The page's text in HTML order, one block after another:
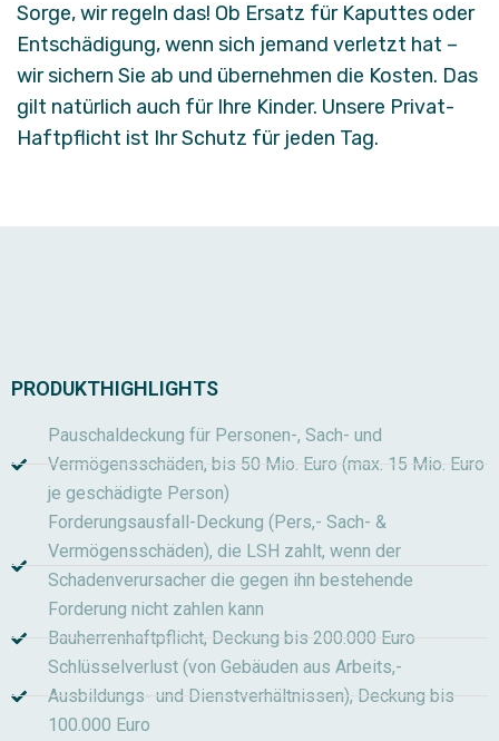
Sorge, wir regeln das! Ob Ersatz für Kaputtes oder
Entschädigung, wenn sich jemand verletzt hat –
wir sichern Sie ab und übernehmen die Kosten. Das
gilt natürlich auch für Ihre Kinder. Unsere Privat-
Haftpflicht ist Ihr Schutz für jeden Tag.
PRODUKTHIGHLIGHTS
Pauschaldeckung für Personen-, Sach- und
Vermögensschäden, bis 50 Mio. Euro (max. 15 Mio. Euro
je geschädigte Person)
Forderungsausfall-Deckung (Pers,- Sach- &
Vermögensschäden), die LSH zahlt, wenn der
Schadenverursacher die gegen ihn bestehende
Forderung nicht zahlen kann
Bauherrenhaftpflicht, Deckung bis 200.000 Euro
Schlüsselverlust (von Gebäuden aus Arbeits,-
Ausbildungs- und Dienstverhältnissen), Deckung bis
100.000 Euro